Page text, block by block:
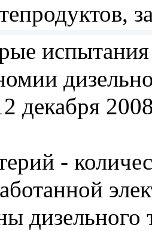
декабря
-
дизельного